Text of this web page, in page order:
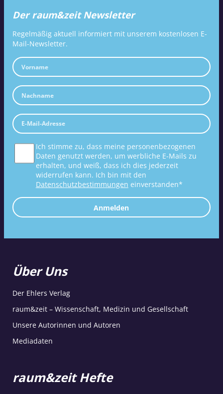
Der raum&zeit Newsletter
Regelmäßig aktuell informiert mit unserem kostenlosen E-
Mail-Newsletter.
Ich stimme zu, dass meine personenbezogenen
Daten genutzt werden, um werbliche E-Mails zu
erhalten, und weiß, dass ich dies jederzeit
widerrufen kann. Ich bin mit den
Datenschutzbestimmungen einverstanden*
Anmelden
Über Uns
Der Ehlers Verlag
raum&zeit – Wissenschaft, Medizin und Gesellschaft
Unsere Autorinnen und Autoren
Mediadaten
raum&zeit Hefte